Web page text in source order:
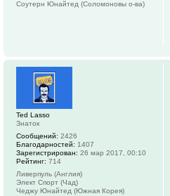
Соутерн Юнайтед (Соломоновы о-ва)
Ted Lasso
Знаток
Сообщений: 2426
Благодарностей: 1407
Зарегистрирован: 26 мар 2017, 00:10
Рейтинг: 714
Ливерпуль (Англия)
Элект Спорт (Чад)
Чеджу Юнайтед (Южная Корея)